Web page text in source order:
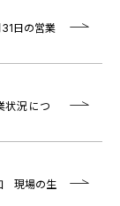
日の営業
状況 につ
現場の生